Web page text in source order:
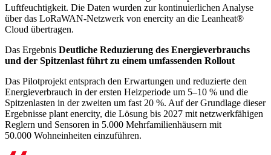
Luftfeuchtigkeit. Die Daten wurden zur kontinuierlichen Analyse
über das LoRaWAN-Netzwerk von enercity an die Leanheat®
Cloud übertragen.
Das Ergebnis Deutliche Reduzierung des Energieverbrauchs
und der Spitzenlast führt zu einem umfassenden Rollout
Das Pilotprojekt entsprach den Erwartungen und reduzierte den
Energieverbrauch in der ersten Heizperiode um 5–10 % und die
Spitzenlasten in der zweiten um fast 20 %. Auf der Grundlage dieser
Ergebnisse plant enercity, die Lösung bis 2027 mit netzwerkfähigen
Reglern und Sensoren in 5.000 Mehrfamilienhäusern mit
50.000 Wohneinheiten einzuführen.